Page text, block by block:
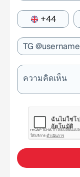
+44
TG @username
ความคิดเห็น